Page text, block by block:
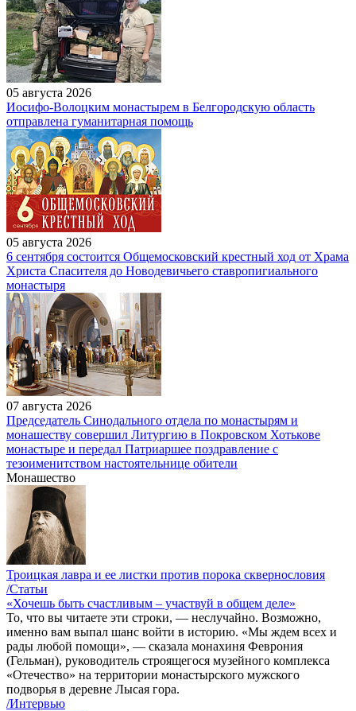
05 августа 2026
Иосифо-Волоцким монастырем в Белгородскую область
отправлена гуманитарная помощь
05 августа 2026
6 сентября состоится Общемосковский крестный ход от Храма
Христа Спасителя до Новодевичьего ставропигиального
монастыря
07 августа 2026
Председатель Синодального отдела по монастырям и
монашеству совершил Литургию в Покровском Хотькове
монастыре и передал Патриаршее поздравление с
тезоименитством настоятельнице обители
Монашество
Троицкая лавра и ее листки против порока сквернословия
/Статьи
«Хочешь быть счастливым – участвуй в общем деле»
То, что вы читаете эти строки, — неслучайно. Возможно,
именно вам выпал шанс войти в историю. «Мы ждем всех и
рады любой помощи», — сказала монахиня Феврония
(Гельман), руководитель строящегося музейного комплекса
«Отечество» на территории монастырского мужского
подворья в деревне Лысая гора.
/Интервью